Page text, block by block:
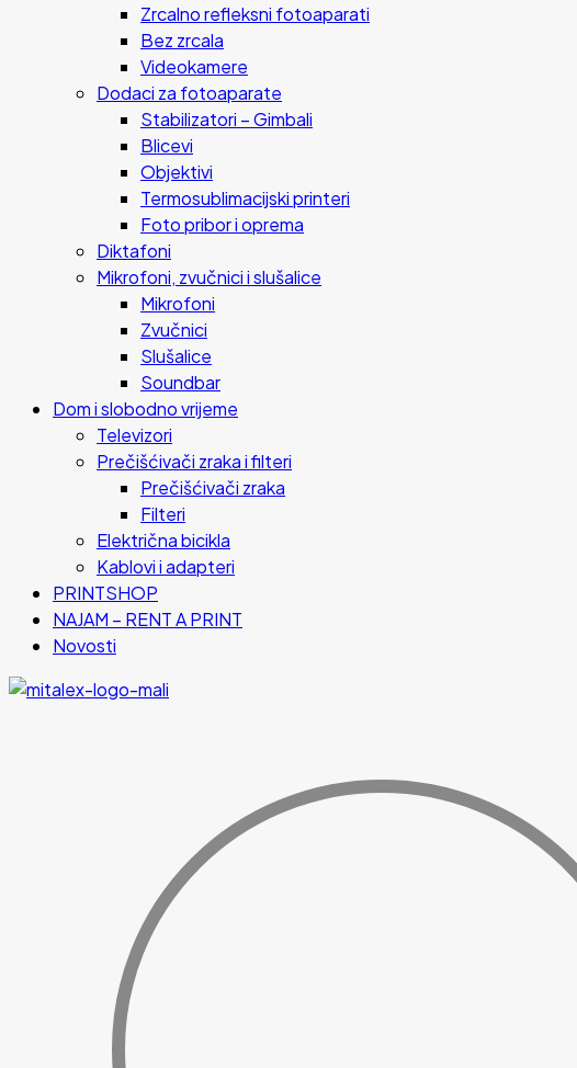
Zrcalno refleksni fotoaparati
Bez zrcala
Videokamere
Dodaci za fotoaparate
Stabilizatori – Gimbali
Blicevi
Objektivi
Termosublimacijski printeri
Foto pribor i oprema
Diktafoni
Mikrofoni, zvučnici i slušalice
Mikrofoni
Zvučnici
Slušalice
Soundbar
Dom i slobodno vrijeme
Televizori
Prečišćivači zraka i filteri
Prečišćivači zraka
Filteri
Električna bicikla
Kablovi i adapteri
PRINTSHOP
NAJAM – RENT A PRINT
Novosti